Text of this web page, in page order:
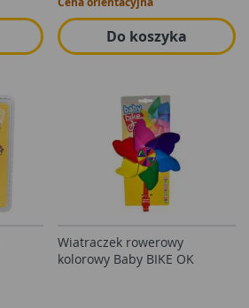
Do koszyka
Wiatraczek rowerowy
kolorowy Baby BIKE OK